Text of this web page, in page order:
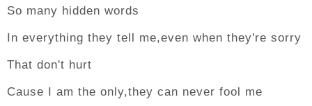
So many hidden words
In everything they tell me,even when they're sorry
That don't hurt
Cause I am the only,they can never fool me